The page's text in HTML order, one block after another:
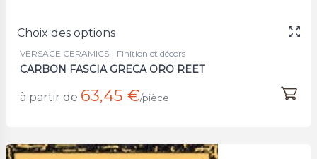
Choix des options
VERSACE CERAMICS - Finition et décors
CARBON FASCIA GRECA ORO REET
à partir de 63,45 €/pièce